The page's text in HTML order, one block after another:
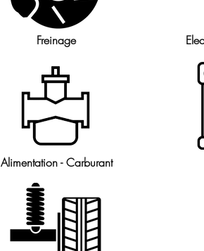
Freinage
Alimentation - Carburant